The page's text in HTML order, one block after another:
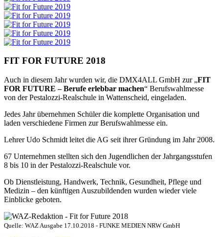
FIT FOR FUTURE 2018
Auch in diesem Jahr wurden wir, die DMX4ALL GmbH zur „FIT
FOR FUTURE – Berufe erlebbar machen“ Berufswahlmesse
von der Pestalozzi-Realschule in Wattenscheid, eingeladen.
Jedes Jahr übernehmen Schüler die komplette Organisation und
laden verschiedene Firmen zur Berufswahlmesse ein.
Lehrer Udo Schmidt leitet die AG seit ihrer Gründung im Jahr 2008.
67 Unternehmen stellten sich den Jugendlichen der Jahrgangsstufen
8 bis 10 in der Pestalozzi-Realschule vor.
Ob Dienstleistung, Handwerk, Technik, Gesundheit, Pflege und
Medizin – den künftigen Auszubildenden wurden wieder viele
Einblicke geboten.
Quelle: WAZ Ausgabe 17.10.2018 - FUNKE MEDIEN NRW GmbH